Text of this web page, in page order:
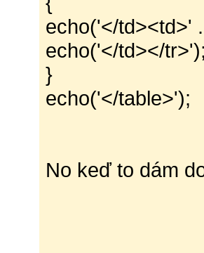
echo('</td><td>'
echo('</td></tr>');
}
echo('</table>');
No keď to dám